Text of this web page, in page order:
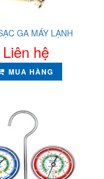
GA MÁY LẠNH
Liên hệ
MUA HÀNG